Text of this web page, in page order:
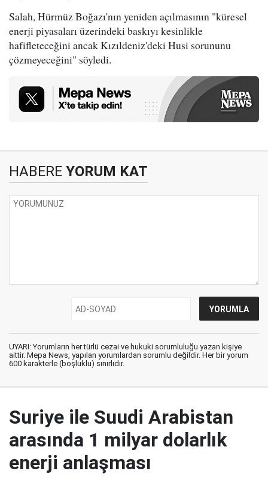
Salah, Hürmüz Boğazı'nın yeniden açılmasının "küresel
enerji piyasaları üzerindeki baskıyı kesinlikle
hafifleteceğini ancak Kızıldeniz'deki Husi sorununu
çözmeyeceğini" söyledi.
HABERE YORUM KAT
UYARI: Yorumların her türlü cezai ve hukuki sorumluluğu yazan kişiye
aittir. Mepa News, yapılan yorumlardan sorumlu değildir. Her bir yorum
600 karakterle (boşluklu) sınırlıdır.
Suriye ile Suudi Arabistan
arasında 1 milyar dolarlık
enerji anlaşması